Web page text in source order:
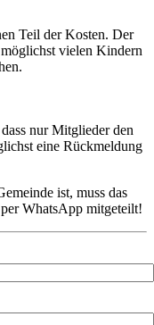
Teil der Kosten. Der
vielen Kindern
nur Mitglieder den
eine Rückmeldung
ist, muss das
WhatsApp mitgeteilt!